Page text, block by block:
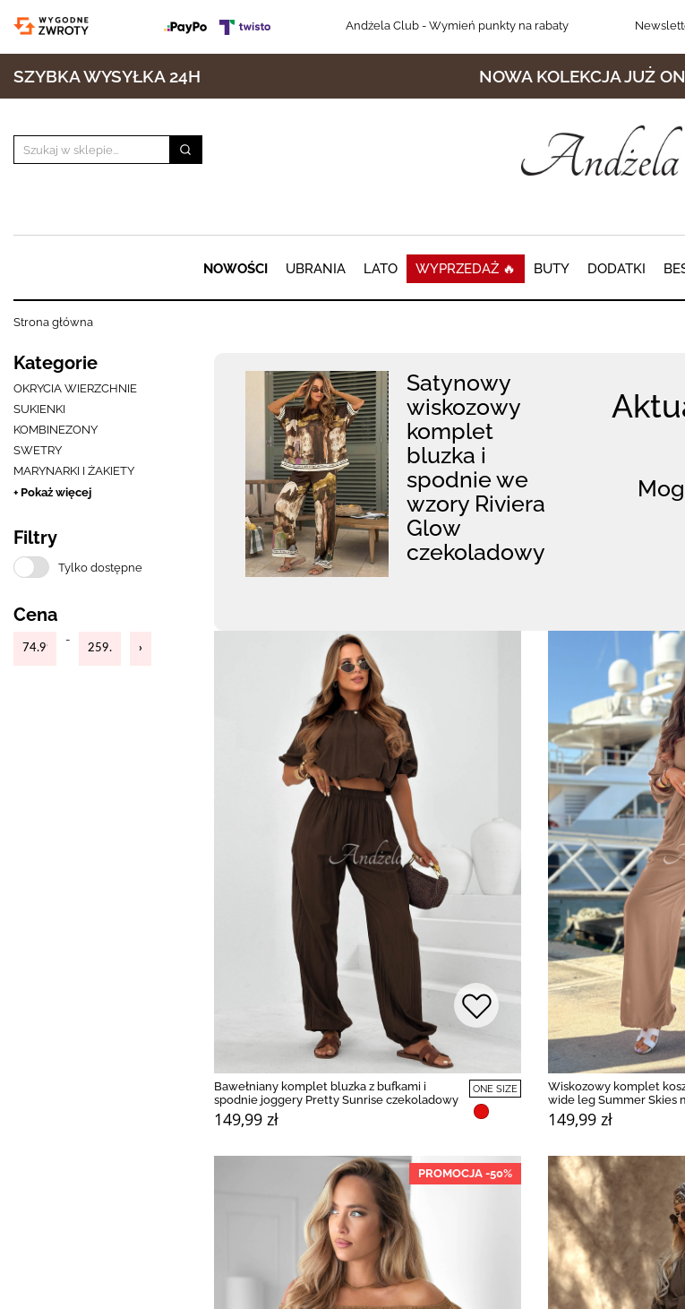
Andżela Club- Wymień punkty na rabaty
SZYBKA WYSYŁKA 24H NOWA KOLEKCJA JUŻ
NOWOŚCI UBRANIA LATO WYPRZEDAŻ 🔥 BUTY DODATKI
Strona główna
Kategorie
OKRYCIA WIERZCHNIE
SUKIENKI
KOMBINEZONY
SWETRY
MARYNARKI I ŻAKIETY
+ Pokaż więcej
Filtry
Tylko dostępne
Cena
-
Satynowy
wiskozowy
komplet
bluzka i
spodnie we
wzory Riviera
Glow
czekoladowy
Bawełniany komplet bluzka z bufkami i
spodnie joggery Pretty Sunrise czekoladowy
149,99 zł
ONE SIZE
Wiskozowy komplet
wide leg Summer Skies
149,99 zł
PROMOCJA -50%